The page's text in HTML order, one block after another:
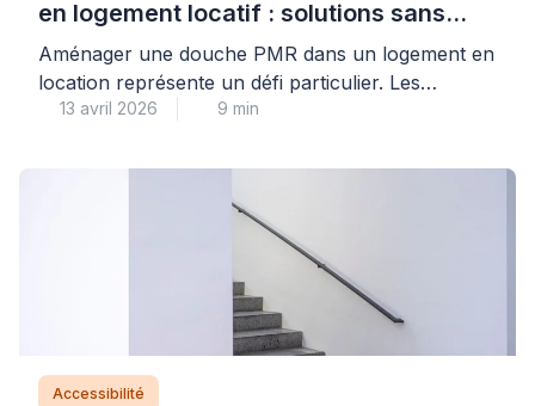
en logement locatif : solutions sans
perçage
Aménager une douche PMR dans un logement en
location représente un défi particulier. Les
contraintes sont nombreuses : respecter le bail,
des usagers. Les solutions sans perçage
permettent aujourd’hui de concilier ces exigences
avec les besoins d’accessibilité. Elles s’adaptent
aux configurations existantes sans modification
irréversible des supports. […]
13 avril 2026 9 min
Accessibilité